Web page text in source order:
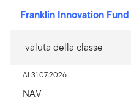
Franklin Innovation Fund
valuta della classe
Al 31.07.2026
NAV